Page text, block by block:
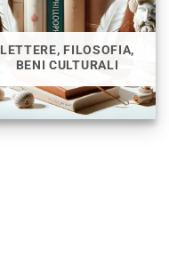
LETTERE, FILOSOFIA,
BENI CULTURALI